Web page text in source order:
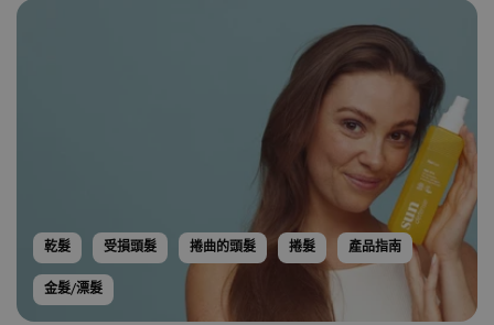
乾髮 受損頭髮 捲曲的頭髮 捲髮 產品指南
金髮/漂髮